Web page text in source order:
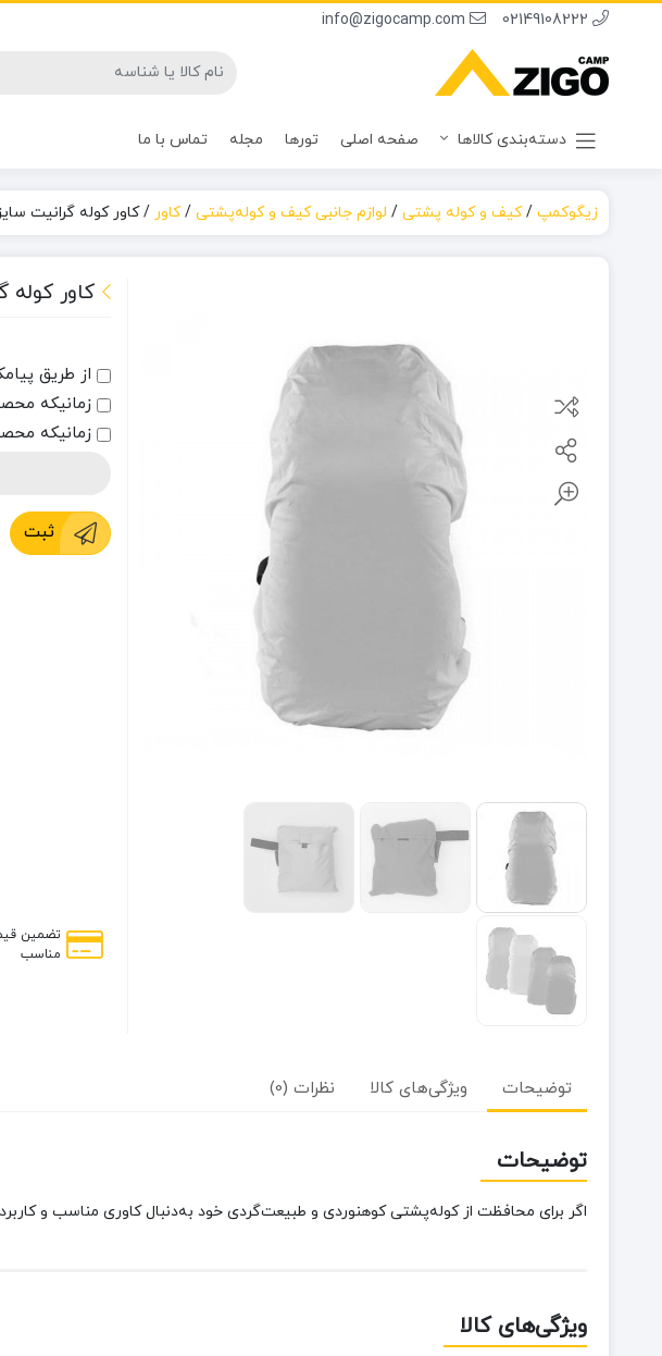
02149108222
info@zigocamp.com
دسته‌بندی کالاها صفحه اصلی تورها مجله تماس با ما
زیگوکمپ/کیف و کوله پشتی/ لوازم جانبی کیف و کوله‌پشتی/کاور /کاور کوله گرانیت سایز
کاور کوله
از طریق
زمانیکه
زمانیکه
ثبت
تضمین
مناسب
توضیحات ویژگی‌های کالا نظرات (0)
توضیحات
اگر برای محافظت از کوله‌پشتی کوهنوردی و طبیعت‌گردی خود به‌دنبال کاوری مناسب و
ویژگی‌های کالا